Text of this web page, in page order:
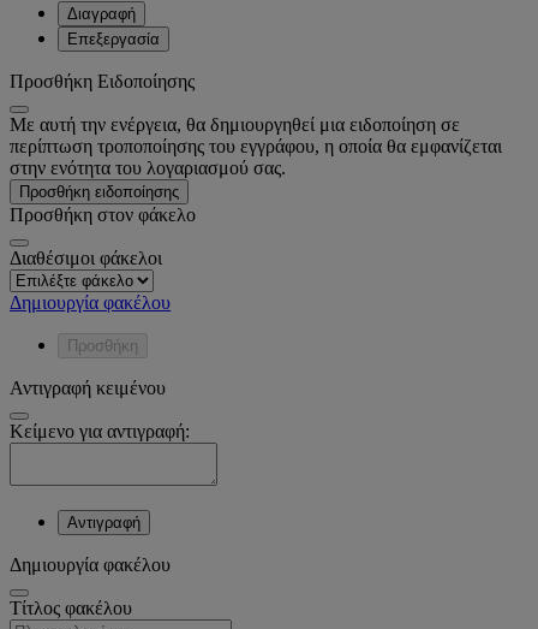
Διαγραφή
Επεξεργασία
Προσθήκη Ειδοποίησης
Με αυτή την ενέργεια, θα δημιουργηθεί μια ειδοποίηση σε
περίπτωση τροποποίησης του εγγράφου, η οποία θα εμφανίζεται
στην ενότητα του λογαριασμού σας.
Προσθήκη ειδοποίησης
Προσθήκη στον φάκελο
Διαθέσιμοι φάκελοι
Δημιουργία φακέλου
Προσθήκη
Αντιγραφή κειμένου
Κείμενο για αντιγραφή:
Αντιγραφή
Δημιουργία φακέλου
Tίτλος φακέλου